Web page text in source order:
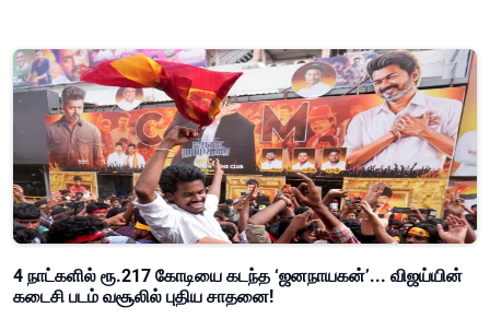
4 நாட்களில் ரூ.217 கோடியை கடந்த ‘ஜனநாயகன்’... விஜய்யின்
கடைசி படம் வசூலில் புதிய சாதனை!